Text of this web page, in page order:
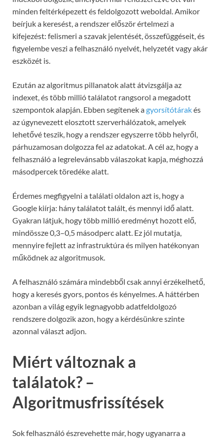
minden feltérképezett és feldolgozott weboldal. Amikor
beírjuk a keresést, a rendszer először értelmezi a
kifejezést: felismeri a szavak jelentését, összefüggéseit, és
figyelembe veszi a felhasználó nyelvét, helyzetét vagy akár
eszközét is.
Ezután az algoritmus pillanatok alatt átvizsgálja az
indexet, és több millió találatot rangsorol a megadott
szempontok alapján. Ebben segítenek agyorsítótárakés
az úgynevezett elosztott szerverhálózatok, amelyek
lehetővé teszik, hogy a rendszer egyszerre több helyről,
párhuzamosan dolgozza fel az adatokat. A cél az, hogy a
felhasználó a legrelevánsabb válaszokat kapja, méghozzá
másodpercek töredéke alatt.
Érdemes megfigyelni a találati oldalon azt is, hogy a
Google kiírja: hány találatot talált, és mennyi idő alatt.
Gyakran látjuk, hogy több millió eredményt hozott elő,
mindössze 0,3–0,5 másodperc alatt. Ez jól mutatja,
mennyire fejlett az infrastruktúra és milyen hatékonyan
működnek az algoritmusok.
A felhasználó számára mindebből csak annyi érzékelhető,
hogy a keresés gyors, pontos és kényelmes. A háttérben
azonban a világ egyik legnagyobb adatfeldolgozó
rendszere dolgozik azon, hogy a kérdésünkre szinte
azonnal választ adjon.
Miért változnak a
találatok? –
Algoritmusfrissítések
Sok felhasználó észrevehette már, hogy ugyanarra a